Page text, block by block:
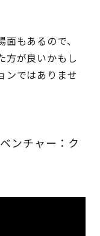
もあるので、
方が良いかもし
ンではありませ
ンチャー：ク